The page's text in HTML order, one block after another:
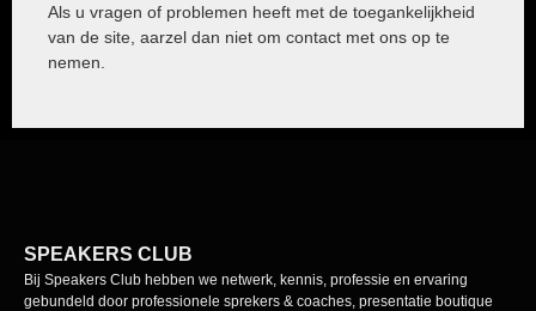
Als u vragen of problemen heeft met de toegankelijkheid
van de site, aarzel dan niet om contact met ons op te
nemen.
SPEAKERS CLUB
Bij Speakers Club hebben we netwerk, kennis, professie en ervaring
gebundeld door professionele sprekers & coaches, presentatie boutique